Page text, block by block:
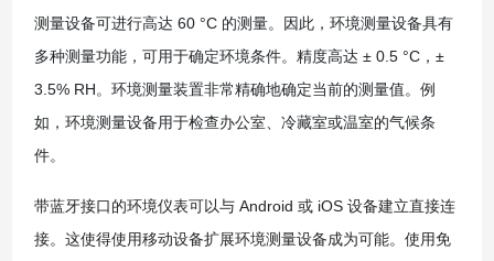
测量设备可进行高达 60 °C 的测量。因此，环境测量设备具有
多种测量功能，可用于确定环境条件。精度高达 ± 0.5 °C，±
3.5% RH。环境测量装置非常精确地确定当前的测量值。例
如，环境测量设备用于检查办公室、冷藏室或温室的气候条
件。
带蓝牙接口的环境仪表可以与 Android 或 iOS 设备建立直接连
接。这使得使用移动设备扩展环境测量设备成为可能。使用免